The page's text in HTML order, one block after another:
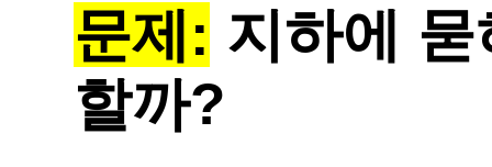
문제: 지하에
할까?